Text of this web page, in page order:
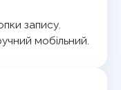
запису.
мобільний.